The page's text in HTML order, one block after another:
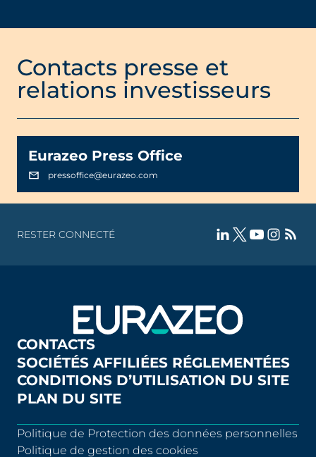
Contacts presse et
relations investisseurs
Eurazeo Press Office
pressoffice@eurazeo.com
RESTER CONNECTÉ
CONTACTS
SOCIÉTÉS AFFILIÉES RÉGLEMENTÉES
CONDITIONS D’UTILISATION DU SITE
PLAN DU SITE
Politique de Protection des données personnelles
Politique de gestion des cookies